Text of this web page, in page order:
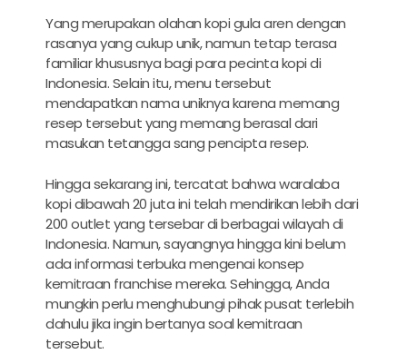
Yang merupakan olahan kopi gula aren dengan
rasanya yang cukup unik, namun tetap terasa
familiar khususnya bagi para pecinta kopi di
Indonesia. Selain itu, menu tersebut
mendapatkan nama uniknya karena memang
resep tersebut yang memang berasal dari
masukan tetangga sang pencipta resep.
Hingga sekarang ini, tercatat bahwa waralaba
kopi dibawah 20 juta ini telah mendirikan lebih dari
200 outlet yang tersebar di berbagai wilayah di
Indonesia. Namun, sayangnya hingga kini belum
ada informasi terbuka mengenai konsep
kemitraan franchise mereka. Sehingga, Anda
mungkin perlu menghubungi pihak pusat terlebih
dahulu jika ingin bertanya soal kemitraan
tersebut.